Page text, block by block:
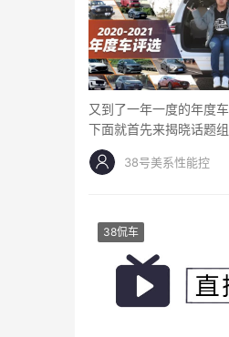
又到了一年一度的年度
下面就首先来揭晓话题
38号美系性能控
38侃车